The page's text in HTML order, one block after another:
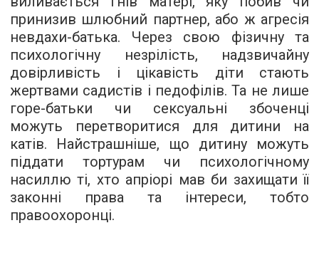
принизив шлюбний партнер, або ж агресія
невдахи-батька. Через свою фізичну та
психологічну незрілість, надзвичайну
довірливість і цікавість діти стають
жертвами садистів і педофілів. Та не лише
горе-батьки чи сексуальні збоченці
можуть перетворитися для дитини на
катів. Найстрашніше, що дитину можуть
піддати тортурам чи психологічному
насиллю ті, хто апріорі мав би захищати її
законні права та інтереси, тобто
правоохоронці.